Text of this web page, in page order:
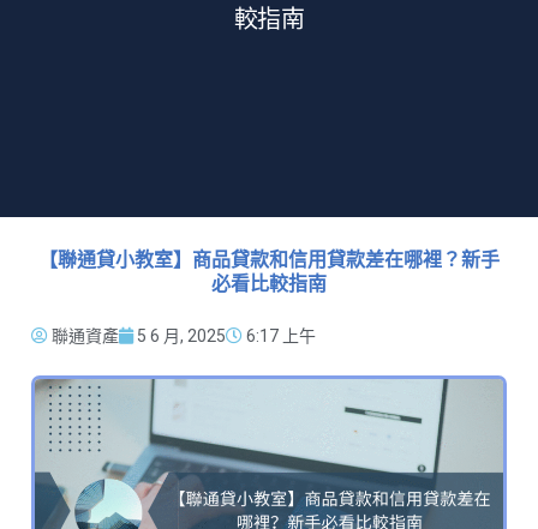
較指南
【聯通貸小教室】商品貸款和信用貸款差在哪裡？新手
必看比較指南
聯通資產 5 6 月, 2025 6:17 上午